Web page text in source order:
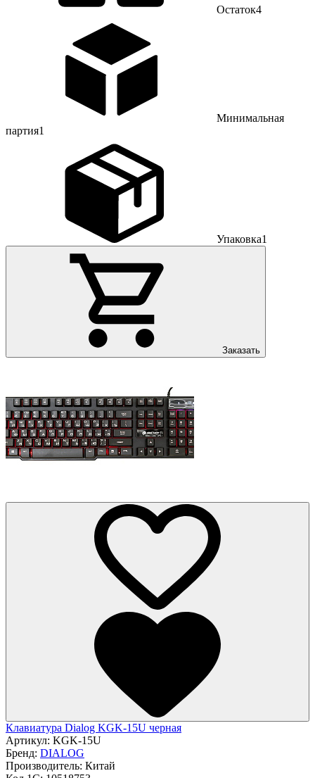
Остаток4
Минимальная
партия1
Упаковка1
Заказать
Клавиатура Dialog KGK-15U черная
Артикул: KGK-15U
Бренд: DIALOG
Производитель: Китай